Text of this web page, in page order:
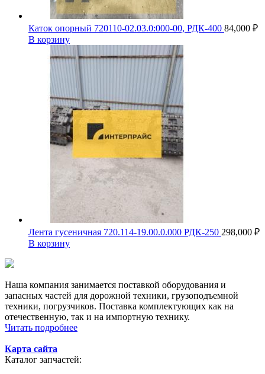
Каток опорный 720110-02.03.0:000-00, РДК-400 84,000 ₽
В корзину
Лента гусеничная 720.114-19.00.0.000 РДК-250 298,000 ₽
В корзину
Наша компания занимается поставкой оборудования и
запасных частей для дорожной техники, грузоподъемной
техники, погрузчиков. Поставка комплектующих как на
отечественную, так и на импортную технику.
Читать подробнее
Карта сайта
Каталог запчастей: